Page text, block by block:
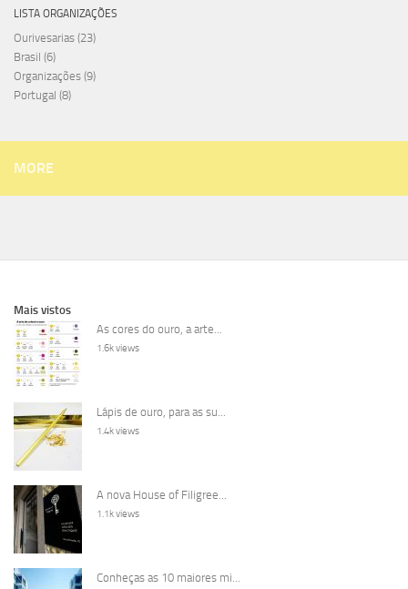
LISTA ORGANIZAÇÕES
Ourivesarias (23)
Brasil (6)
Organizações (9)
Portugal (8)
MORE
Mais vistos
As cores do ouro, a arte...
1.6k views
Lápis de ouro, para as su...
1.4k views
A nova House of Filigree...
1.1k views
Conheças as 10 maiores mi...